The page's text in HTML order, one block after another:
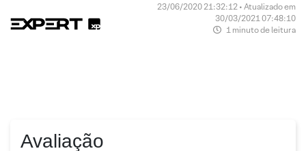
23/06/2020 21:32:12 • Atualizado em
30/03/2021 07:48:10
1 minuto de leitura
Avaliação